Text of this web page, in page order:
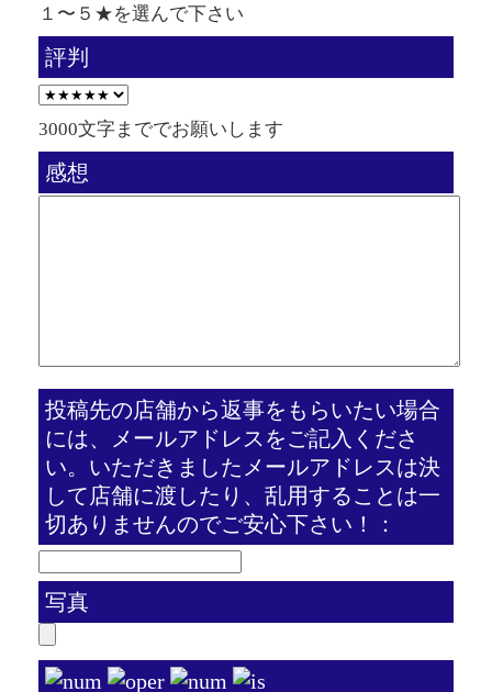
１〜５★を選んで下さい
評判
3000文字まででお願いします
感想
投稿先の店舗から返事をもらいたい場合
には、メールアドレスをご記入くださ
い。いただきましたメールアドレスは決
して店舗に渡したり、乱用することは一
切ありませんのでご安心下さい！：
写真